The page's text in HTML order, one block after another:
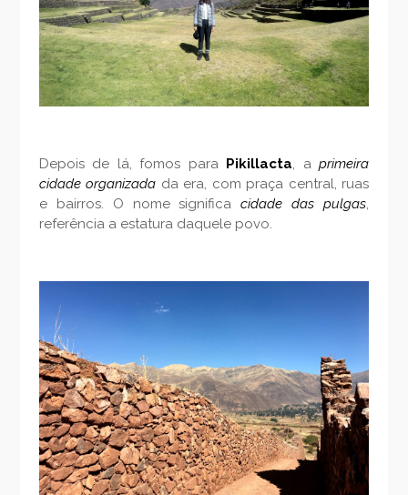
Depois de lá, fomos para Pikillacta, aprimeira
cidade organizada da era, com praça central, ruas
e bairros. O nome significa cidade das pulgas,
referência a estatura daquele povo.